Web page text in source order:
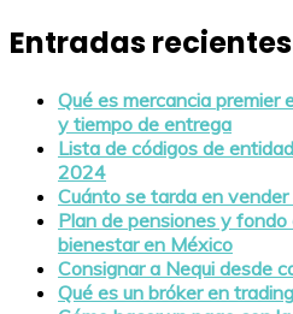
Entradas recientes
Qué es mercancia premier
y tiempo de entrega
Lista de códigos de
2024
Cuánto se tarda en
Plan de pensiones y
bienestar en México
Consignar a Nequi desde
Qué es un bróker en